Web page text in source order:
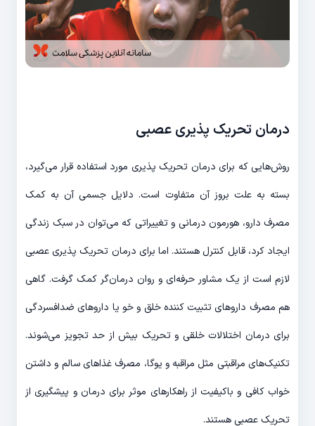
درمان تحریک پذیری عصبی
روش‌هایی که برای درمان تحریک پذیری مورد استفاده قرار می‌گیرد،
بسته به علت بروز آن متفاوت است. دلایل جسمی آن به کمک
مصرف دارو، هورمون درمانی و تغییراتی که می‌توان در سبک زندگی
ایجاد کرد، قابل کنترل هستند. اما برای درمان تحریک پذیری عصبی
لازم است از یک مشاور حرفه‌ای و روان درمان‌گر کمک گرفت. گاهی
هم مصرف داروهای تثبیت کننده خلق و خو یا داروهای ضدافسردگی
برای درمان اختلالات خلقی و تحریک بیش از حد تجویز می‌شوند.
تکنیک‌های مراقبتی مثل مراقبه و یوگا، مصرف غذاهای سالم و داشتن
خواب کافی و باکیفیت از راهکارهای موثر برای درمان و پیشگیری از
تحریک عصبی هستند.